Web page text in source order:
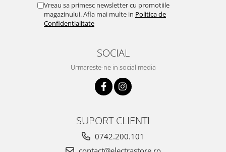
Vreau sa primesc newsletter cu promotiile
magazinului. Afla mai multe in Politica de
Confidentialitate
SOCIAL
Urmareste-ne in social media
SUPORT CLIENTI
0742.200.101